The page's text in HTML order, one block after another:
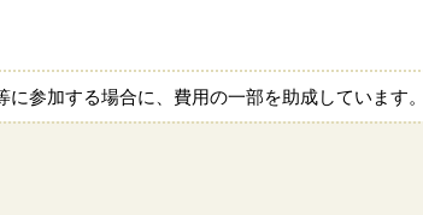
参加する場合に、費用の一部を助成しています。